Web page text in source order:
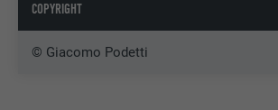
COPYRIGHT
© Giacomo Podetti